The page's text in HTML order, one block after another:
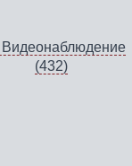
Видеонаблюдение
(432)